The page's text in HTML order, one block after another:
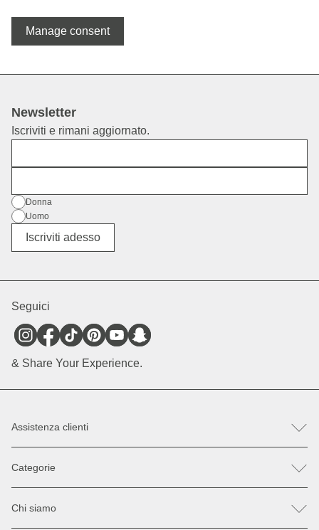
Manage consent
Newsletter
Iscriviti e rimani aggiornato.
Genere
Donna
Uomo
Altro
Iscriviti adesso
Seguici
& Share Your Experience.
Assistenza clienti
Aiuto e contatto
Registra un reso / reclamo
Parti di ricambio
Categorie
Borse
Occhiali da sole
Chi siamo